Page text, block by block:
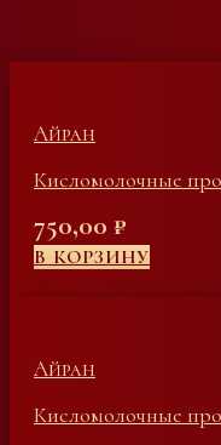
Айран
Кисломолочные
750,00 ₽
В КОРЗИНУ
Айран
Кисломолочные